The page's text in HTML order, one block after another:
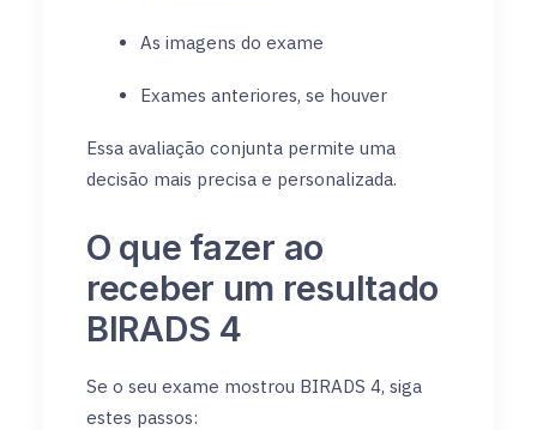
As imagens do exame
Exames anteriores, se houver
Essa avaliação conjunta permite uma
decisão mais precisa e personalizada.
O que fazer ao
receber um resultado
BIRADS 4
Se o seu exame mostrou BIRADS 4, siga
estes passos: